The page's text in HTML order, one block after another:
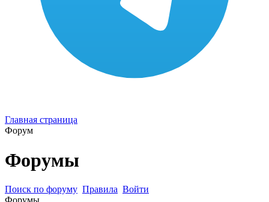
Главная страница
Форум
Форумы
Поиск по форуму Правила Войти